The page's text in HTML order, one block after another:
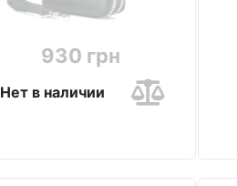
930 грн
Нет в наличии